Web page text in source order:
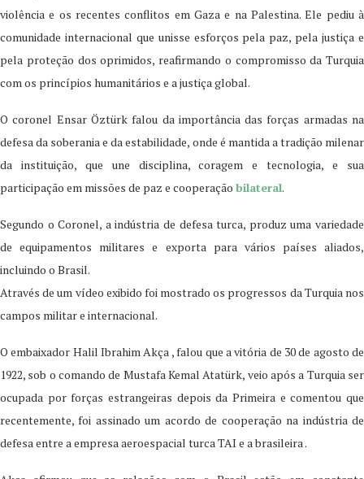
violência e os recentes conflitos em Gaza e na Palestina. Ele pediu à
comunidade internacional que unisse esforços pela paz, pela justiça e
pela proteção dos oprimidos, reafirmando o compromisso da Turquia
com os princípios humanitários e a justiça global.
O coronel Ensar Öztürk falou da importância das forças armadas na
defesa da soberania e da estabilidade, onde é mantida a tradição milenar
da instituição, que une disciplina, coragem e tecnologia, e sua
participação em missões de paz e cooperação bilateral.
Segundo o Coronel, a indústria de defesa turca, produz uma variedade
de equipamentos militares e exporta para vários países aliados,
incluindo o Brasil.
Através de um vídeo exibido foi mostrado os progressos da Turquia nos
campos militar e internacional.
O embaixador Halil Ibrahim Akça , falou que a vitória de 30 de agosto de
1922, sob o comando de Mustafa Kemal Atatürk, veio após a Turquia ser
ocupada por forças estrangeiras depois da Primeira e comentou que
recentemente, foi assinado um acordo de cooperação na indústria de
defesa entre a empresa aeroespacial turca TAI e a brasileira .